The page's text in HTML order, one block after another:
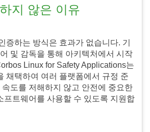
지 않은 이유
증하는 방식은 효과가 없습니다. 기
및 감독을 통해 아키텍처에서 시작
Linux for Safety Applications는
채택하여 여러 플랫폼에서 규정 준
도를 저해하지 않고 안전에 중요한
프트웨어를 사용할 수 있도록 지원합